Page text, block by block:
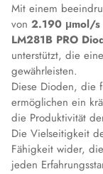
Mit einem
von 2.190 μmol/s
LM281B PRO
unterstützt, die
gewährleisten.
Diese Dioden, die
ermöglichen ein
die Produktivität
Die Vielseitigkeit
Fähigkeit wider,
jeden